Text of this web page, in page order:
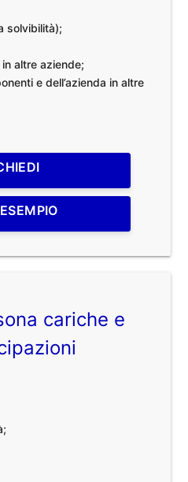
solvibilità);
altre aziende;
e dell’azienda in altre
cariche e